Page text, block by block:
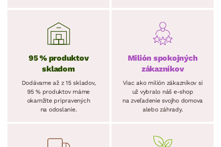
95 % produktov
skladom
Dodávame až z 15 skladov,
95 % produktov máme
okamžite pripravených
na odoslanie.
Milión spokojných
zákazníkov
Viac ako milión zákazníkov si
už vybralo náš e-shop
na zveľadenie svojho domova
alebo záhrady.